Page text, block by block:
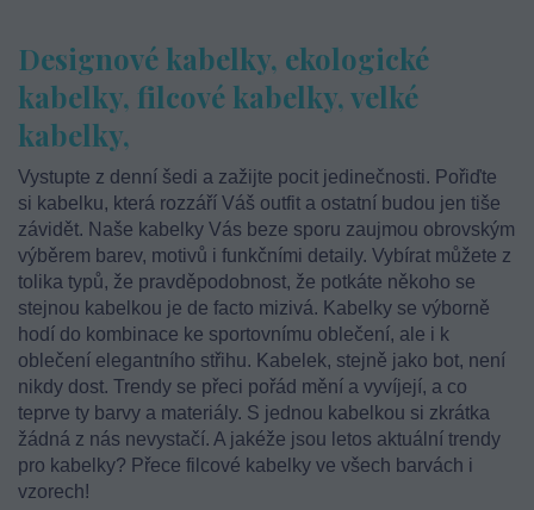
Designové kabelky, ekologické
kabelky, filcové kabelky, velké
kabelky,
Vystupte z denní šedi a zažijte pocit jedinečnosti. Pořiďte
si kabelku, která rozzáří Váš outfit a ostatní budou jen tiše
závidět. Naše kabelky Vás beze sporu zaujmou obrovským
výběrem barev, motivů i funkčními detaily. Vybírat můžete z
tolika typů, že pravděpodobnost, že potkáte někoho se
stejnou kabelkou je de facto mizivá. Kabelky se výborně
hodí do kombinace ke sportovnímu oblečení, ale i k
oblečení elegantního střihu. Kabelek, stejně jako bot, není
nikdy dost. Trendy se přeci pořád mění a vyvíjejí, a co
teprve ty barvy a materiály. S jednou kabelkou si zkrátka
žádná z nás nevystačí. A jakéže jsou letos aktuální trendy
pro kabelky? Přece filcové kabelky ve všech barvách i
vzorech!